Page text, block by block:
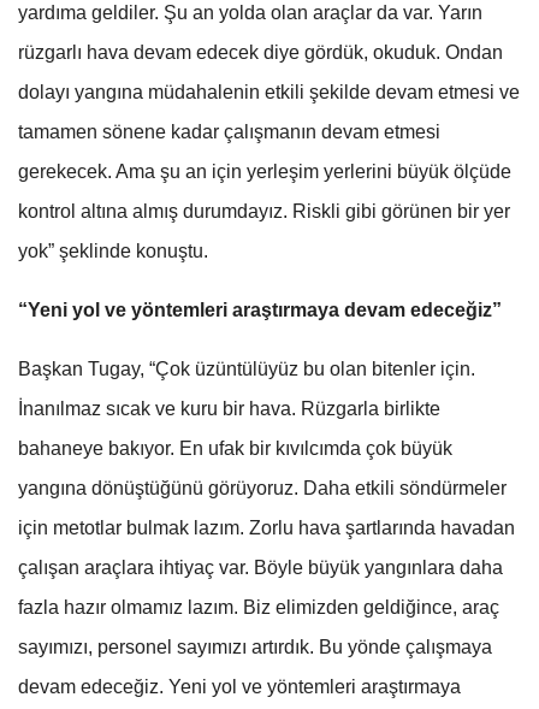
yardıma geldiler. Şu an yolda olan araçlar da var. Yarın
rüzgarlı hava devam edecek diye gördük, okuduk. Ondan
dolayı yangına müdahalenin etkili şekilde devam etmesi ve
tamamen sönene kadar çalışmanın devam etmesi
gerekecek. Ama şu an için yerleşim yerlerini büyük ölçüde
kontrol altına almış durumdayız. Riskli gibi görünen bir yer
yok” şeklinde konuştu.
“Yeni yol ve yöntemleri araştırmaya devam edeceğiz”
Başkan Tugay, “Çok üzüntülüyüz bu olan bitenler için.
İnanılmaz sıcak ve kuru bir hava. Rüzgarla birlikte
bahaneye bakıyor. En ufak bir kıvılcımda çok büyük
yangına dönüştüğünü görüyoruz. Daha etkili söndürmeler
için metotlar bulmak lazım. Zorlu hava şartlarında havadan
çalışan araçlara ihtiyaç var. Böyle büyük yangınlara daha
fazla hazır olmamız lazım. Biz elimizden geldiğince, araç
sayımızı, personel sayımızı artırdık. Bu yönde çalışmaya
devam edeceğiz. Yeni yol ve yöntemleri araştırmaya